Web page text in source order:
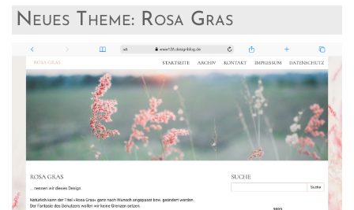
Neues Theme: Rosa Gras